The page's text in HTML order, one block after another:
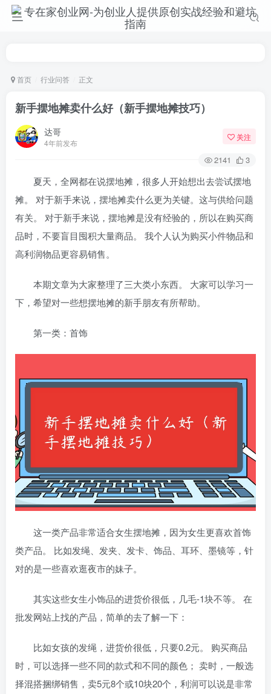
首页 行业问答 正文
新手摆地摊卖什么好（新手摆地摊技巧）
达哥
4年前发布
关注
2141 3
夏天，全网都在说摆地摊，很多人开始想出去尝试摆地
摊。 对于新手来说，摆地摊卖什么更为关键。 这与供给问题
有关。 对于新手来说，摆地摊是没有经验的，所以在购买商
品时，不要盲目囤积大量商品。 我个人认为购买小件物品和
高利润物品更容易销售。
本期文章为大家整理了三大类小东西。 大家可以学习一
下，希望对一些想摆地摊的新手朋友有所帮助。
第一类：首饰
这一类产品非常适合女生摆地摊，因为女生更喜欢首饰
类产品。 比如发绳、发夹、发卡、饰品、耳环、墨镜等，针
对的是一些喜欢逛夜市的妹子。
其实这些女生小饰品的进货价很低，几毛-1块不等。 在
批发网站上找的产品，简单的去了解一下：
比如女孩的发绳，进货价很低，只要0.2元。 购买商品
时，可以选择一些不同的款式和不同的颜色； 卖时，一般选
择混搭捆绑销售，卖5元8个或10块20个，利润可以说是非常